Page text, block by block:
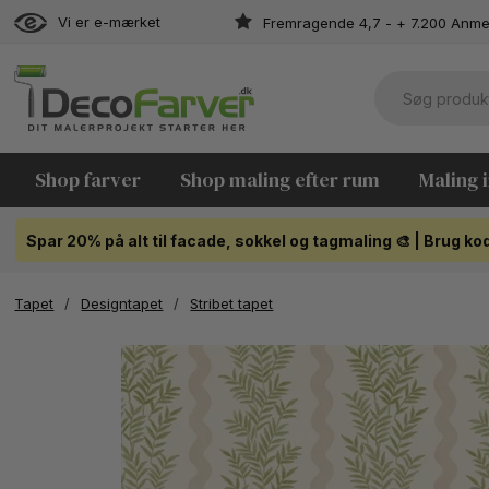
Vi er e-mærket Fremragende 4,7 - + 7.200
Shop farver Shop maling efter rum Maling
Spar 20% på alt til facade, sokkel og tagmaling 🎨 | Brug
Tapet / Designtapet / Stribet tapet